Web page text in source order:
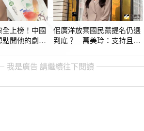
上榜！中國
開他的劇」
佀廣洋放棄國民黨提名仍選
到底？ 萬美玲：支持且尊
我是廣告 請繼續往下閱讀